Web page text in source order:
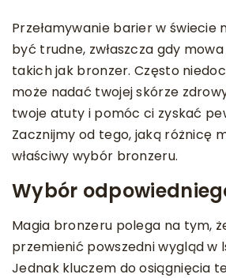
Przełamywanie barier w świecie
być trudne, zwłaszcza gdy
takich jak bronzer. Często
może nadać twojej skórze
twoje atuty i pomóc ci zyskać
Zacznijmy od tego, jaką różnicę
właściwy wybór bronzeru.
Wybór
Magia bronzeru polega na tym,
przemienić powszedni wygląd w
Jednak kluczem do osiągnięcia